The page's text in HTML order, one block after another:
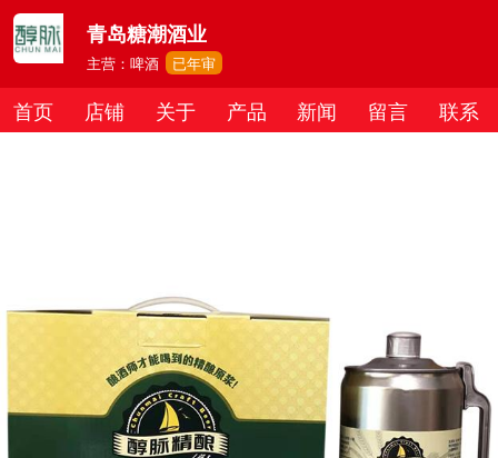
青岛糖潮酒业
主营：啤酒 已年审
首页 店铺 关于 产品 新闻 留言 联系